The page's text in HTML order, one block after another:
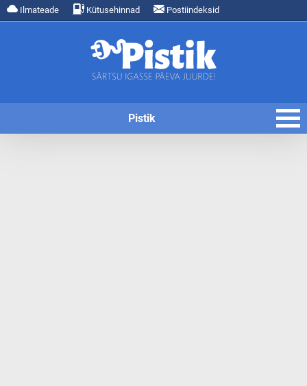
Ilmateade Kütusehinnad Postiindeksid
Pistik